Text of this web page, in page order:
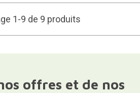
1-9 de 9 produits
offres et de nos